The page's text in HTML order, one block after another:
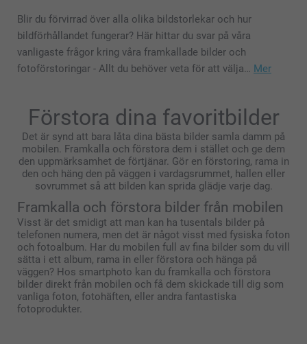
Blir du förvirrad över alla olika bildstorlekar och hur
bildförhållandet fungerar? Här hittar du svar på våra
vanligaste frågor kring våra framkallade bilder och
fotoförstoringar - Allt du behöver veta för att välja… Mer
Förstora dina favoritbilder
Det är synd att bara låta dina bästa bilder samla damm på
mobilen. Framkalla och förstora dem i stället och ge dem
den uppmärksamhet de förtjänar. Gör en förstoring, rama in
den och häng den på väggen i vardagsrummet, hallen eller
sovrummet så att bilden kan sprida glädje varje dag.
Framkalla och förstora bilder från mobilen
Visst är det smidigt att man kan ha tusentals bilder på
telefonen numera, men det är något visst med fysiska foton
och fotoalbum. Har du mobilen full av fina bilder som du vill
sätta i ett album, rama in eller förstora och hänga på
väggen? Hos smartphoto kan du framkalla och förstora
bilder direkt från mobilen och få dem skickade till dig som
vanliga foton, fotohäften, eller andra fantastiska
fotoprodukter.